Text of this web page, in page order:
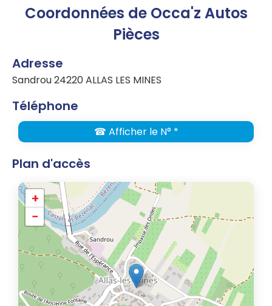
Coordonnées de Occa'z Autos
Pièces
Adresse
Sandrou 24220 ALLAS LES MINES
Téléphone
☎ Afficher le N° *
Plan d'accès
+
−